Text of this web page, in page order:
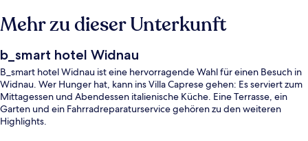
Mehr zu dieser Unterkunft
b_smart hotel Widnau
B_smart hotel Widnau ist eine hervorragende Wahl für einen Besuch in
Widnau. Wer Hunger hat, kann ins Villa Caprese gehen: Es serviert zum
Mittagessen und Abendessen italienische Küche. Eine Terrasse, ein
Garten und ein Fahrradreparaturservice gehören zu den weiteren
Highlights.